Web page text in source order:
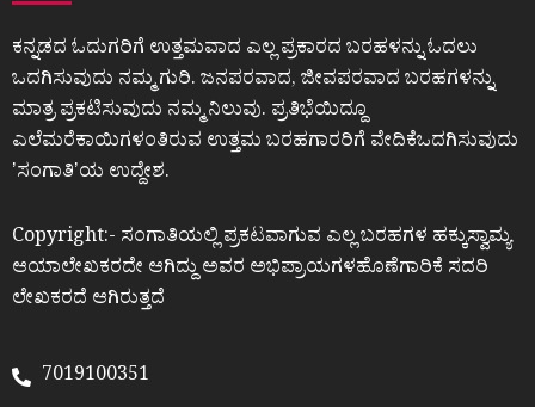
ಕನ್ನಡದ ಓದುಗರಿಗೆ ಉತ್ತಮವಾದ ಎಲ್ಲ ಪ್ರಕಾರದ ಬರಹಳನ್ನು ಓದಲು
ಒದಗಿಸುವುದು ನಮ್ಮ ಗುರಿ. ಜನಪರವಾದ, ಜೀವಪರವಾದ ಬರಹಗಳನ್ನು
ಮಾತ್ರ ಪ್ರಕಟಿಸುವುದು ನಮ್ಮ ನಿಲುವು. ಪ್ರತಿಭೆಯಿದ್ದೂ
ಎಲೆಮರೆಕಾಯಿಗಳಂತಿರುವ ಉತ್ತಮ ಬರಹಗಾರರಿಗೆ ವೇದಿಕೆಒದಗಿಸುವುದು
ʼಸಂಗಾತಿʼಯ ಉದ್ದೇಶ.
Copyright:- ಸಂಗಾತಿಯಲ್ಲಿ ಪ್ರಕಟವಾಗುವ ಎಲ್ಲ ಬರಹಗಳ ಹಕ್ಕುಸ್ವಾಮ್ಯ
ಆಯಾಲೇಖಕರದೇ ಆಗಿದ್ದು ಅವರ ಅಭಿಪ್ರಾಯಗಳಹೊಣೆಗಾರಿಕೆ ಸದರಿ
ಲೇಖಕರದೆ ಆಗಿರುತ್ತದೆ
7019100351